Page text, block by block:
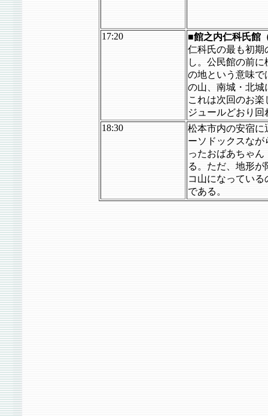
17:20
■館之内仁科氏館
仁科氏の最も初期
し。公民館の前
の地という意味で
の山、南城・北城
これは次回のお
ジュールどおり回
18:30
松本市内の安宿に
ーソドックスな
ったおばあちゃ
る。ただ、地形
コ山になってい
である。